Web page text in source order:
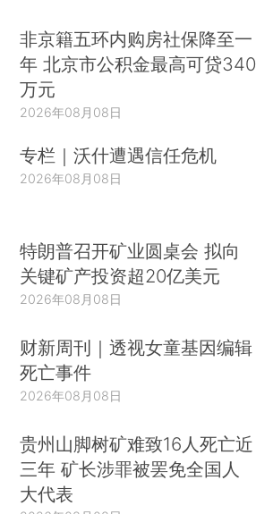
非京籍五环内购房社保降至一
年 北京市公积金最高可贷340
万元
2026年08月08日
专栏｜沃什遭遇信任危机
2026年08月08日
特朗普召开矿业圆桌会 拟向
关键矿产投资超20亿美元
2026年08月08日
财新周刊｜透视女童基因编辑
死亡事件
2026年08月08日
贵州山脚树矿难致16人死亡近
三年 矿长涉罪被罢免全国人
大代表